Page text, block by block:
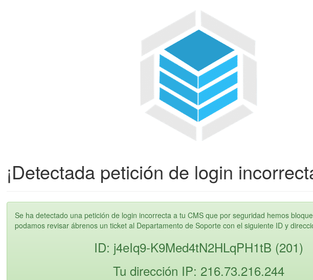
¡Detectada petición de login
Se ha detectado una petición de login incorrecta a tu CMS que por seguridad hemos
podamos revisar ábrenos un ticket al Departamento de Soporte con el siguiente ID y
ID: j4eIq9-K9Med4tN2HLqPH1tB (201)
Tu dirección IP: 216.73.216.244